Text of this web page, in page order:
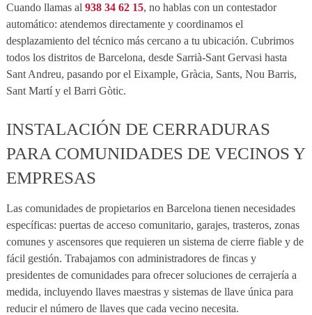
Cuando llamas al 938 34 62 15, no hablas con un contestador
automático: atendemos directamente y coordinamos el
desplazamiento del técnico más cercano a tu ubicación. Cubrimos
todos los distritos de Barcelona, desde Sarrià-Sant Gervasi hasta
Sant Andreu, pasando por el Eixample, Gràcia, Sants, Nou Barris,
Sant Martí y el Barri Gòtic.
INSTALACIÓN DE CERRADURAS
PARA COMUNIDADES DE VECINOS Y
EMPRESAS
Las comunidades de propietarios en Barcelona tienen necesidades
específicas: puertas de acceso comunitario, garajes, trasteros, zonas
comunes y ascensores que requieren un sistema de cierre fiable y de
fácil gestión. Trabajamos con administradores de fincas y
presidentes de comunidades para ofrecer soluciones de cerrajería a
medida, incluyendo llaves maestras y sistemas de llave única para
reducir el número de llaves que cada vecino necesita.